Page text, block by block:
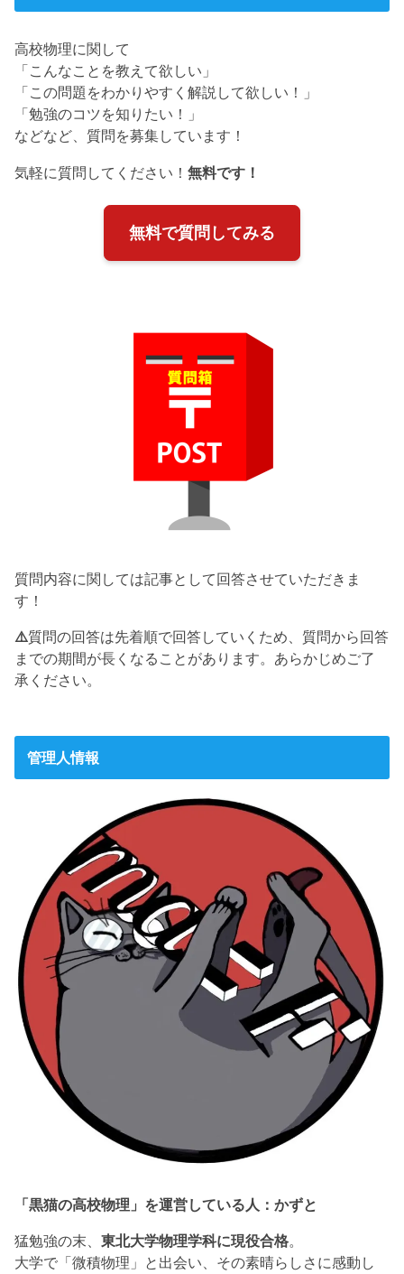
高校物理に関して
「こんなことを教えて欲しい」
「この問題をわかりやすく解説して欲しい！」
「勉強のコツを知りたい！」
などなど、質問を募集しています！
気軽に質問してください！無料です！
無料で質問してみる
質問内容に関しては記事として回答させていただきま
す！
⚠️質問の回答は先着順で回答していくため、質問から回答
までの期間が長くなることがあります。あらかじめご了
承ください。
管理人情報
「黒猫の高校物理」を運営している人：かずと
猛勉強の末、東北大学物理学科に現役合格。
大学で「微積物理」と出会い、その素晴らしさに感動し